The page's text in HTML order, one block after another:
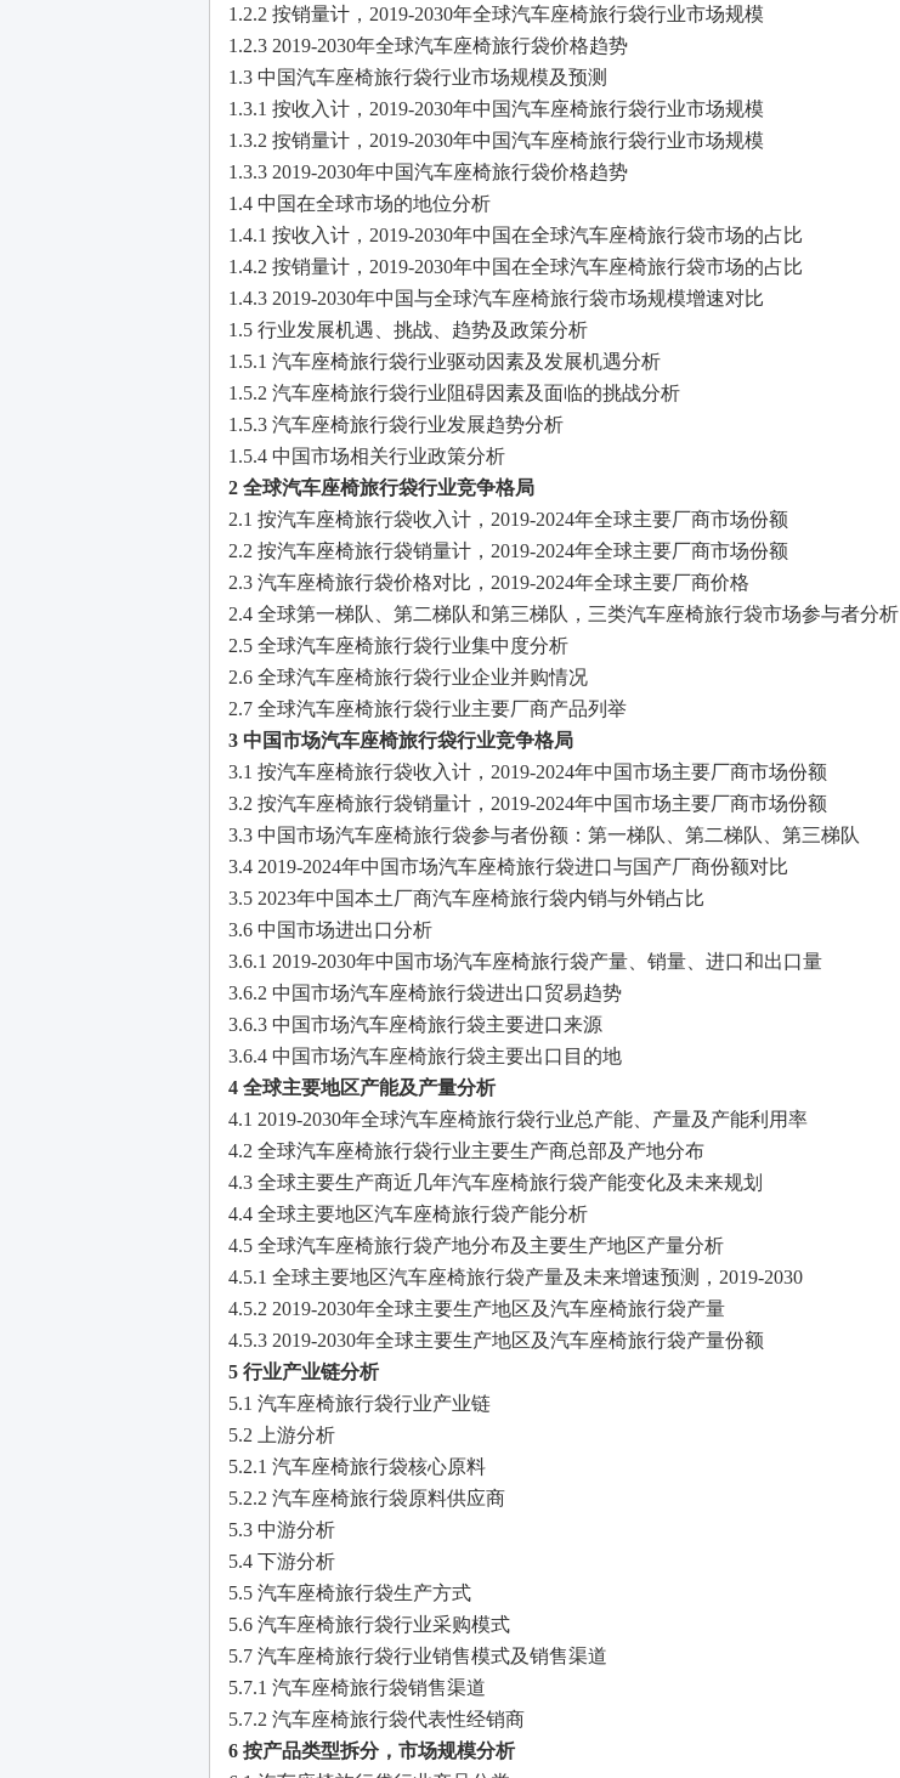
1.2.2 按销量计，2019-2030年全球汽车座椅旅行袋行业市场规模
1.2.3 2019-2030年全球汽车座椅旅行袋价格趋势
1.3 中国汽车座椅旅行袋行业市场规模及预测
1.3.1 按收入计，2019-2030年中国汽车座椅旅行袋行业市场规模
1.3.2 按销量计，2019-2030年中国汽车座椅旅行袋行业市场规模
1.3.3 2019-2030年中国汽车座椅旅行袋价格趋势
1.4 中国在全球市场的地位分析
1.4.1 按收入计，2019-2030年中国在全球汽车座椅旅行袋市场的占比
1.4.2 按销量计，2019-2030年中国在全球汽车座椅旅行袋市场的占比
1.4.3 2019-2030年中国与全球汽车座椅旅行袋市场规模增速对比
1.5 行业发展机遇、挑战、趋势及政策分析
1.5.1 汽车座椅旅行袋行业驱动因素及发展机遇分析
1.5.2 汽车座椅旅行袋行业阻碍因素及面临的挑战分析
1.5.3 汽车座椅旅行袋行业发展趋势分析
1.5.4 中国市场相关行业政策分析
2 全球汽车座椅旅行袋行业竞争格局
2.1 按汽车座椅旅行袋收入计，2019-2024年全球主要厂商市场份额
2.2 按汽车座椅旅行袋销量计，2019-2024年全球主要厂商市场份额
2.3 汽车座椅旅行袋价格对比，2019-2024年全球主要厂商价格
2.4 全球第一梯队、第二梯队和第三梯队，三类汽车座椅旅行袋市场参与者分析
2.5 全球汽车座椅旅行袋行业集中度分析
2.6 全球汽车座椅旅行袋行业企业并购情况
2.7 全球汽车座椅旅行袋行业主要厂商产品列举
3 中国市场汽车座椅旅行袋行业竞争格局
3.1 按汽车座椅旅行袋收入计，2019-2024年中国市场主要厂商市场份额
3.2 按汽车座椅旅行袋销量计，2019-2024年中国市场主要厂商市场份额
3.3 中国市场汽车座椅旅行袋参与者份额：第一梯队、第二梯队、第三梯队
3.4 2019-2024年中国市场汽车座椅旅行袋进口与国产厂商份额对比
3.5 2023年中国本土厂商汽车座椅旅行袋内销与外销占比
3.6 中国市场进出口分析
3.6.1 2019-2030年中国市场汽车座椅旅行袋产量、销量、进口和出口量
3.6.2 中国市场汽车座椅旅行袋进出口贸易趋势
3.6.3 中国市场汽车座椅旅行袋主要进口来源
3.6.4 中国市场汽车座椅旅行袋主要出口目的地
4 全球主要地区产能及产量分析
4.1 2019-2030年全球汽车座椅旅行袋行业总产能、产量及产能利用率
4.2 全球汽车座椅旅行袋行业主要生产商总部及产地分布
4.3 全球主要生产商近几年汽车座椅旅行袋产能变化及未来规划
4.4 全球主要地区汽车座椅旅行袋产能分析
4.5 全球汽车座椅旅行袋产地分布及主要生产地区产量分析
4.5.1 全球主要地区汽车座椅旅行袋产量及未来增速预测， 2019-2030
4.5.2 2019-2030年全球主要生产地区及汽车座椅旅行袋产量
4.5.3 2019-2030年全球主要生产地区及汽车座椅旅行袋产量份额
5 行业产业链分析
5.1 汽车座椅旅行袋行业产业链
5.2 上游分析
5.2.1 汽车座椅旅行袋核心原料
5.2.2 汽车座椅旅行袋原料供应商
5.3 中游分析
5.4 下游分析
5.5 汽车座椅旅行袋生产方式
5.6 汽车座椅旅行袋行业采购模式
5.7 汽车座椅旅行袋行业销售模式及销售渠道
5.7.1 汽车座椅旅行袋销售渠道
5.7.2 汽车座椅旅行袋代表性经销商
6 按产品类型拆分，市场规模分析